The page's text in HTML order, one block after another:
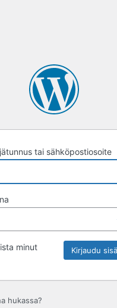
tai sähköpostiosoite
minut
hukassa?